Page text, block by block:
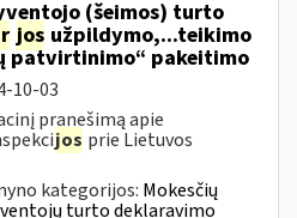
(šeimos) turto
jos užpildymo,...teikimo
patvirtinimo“ pakeitimo
10-03
pranešimą apie
jos prie Lietuvos
kategorijos: Mokesčių
turto deklaravimo